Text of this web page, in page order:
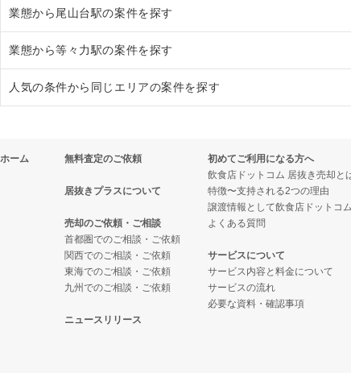
東京23区のフランス料理の居抜き売却物件の案件一覧
東京23区のイタリア料理の居抜き売却物件の案件一覧
東京23区の中華の居抜き売却物件の案件一覧
東京23区の寿司の居抜き売却物件の案件一覧
東京23区の焼肉の居抜き売却物件の案件一覧
東京23区の鉄板焼き・お好み焼の居抜き売却物件の案件一覧
東京23区のアジア料理の居抜き売却物件の案件一覧
東京23区のカフェの居抜き売却物件の案件一覧
世田谷区のラーメンの居抜き売却物件の案件一覧
世田谷区のフランス料理の居抜き売却物件の案件一覧
世田谷区のイタリア料理の居抜き売却物件の案件一覧
世田谷区のそば・うどんの居抜き売却物件の案件一覧
世田谷区の焼肉の居抜き売却物件の案件一覧
世田谷区の鉄板焼き・お好み焼の居抜き売却物件の案件一覧
世田谷区のアジア料理の居抜き売却物件の案件一覧
世田谷区のカフェの居抜き売却物件の案件一覧
業態から尾山台駅の案件を探す
尾山台駅のイタリア料理の居抜き売却物件の案件一覧
尾山台駅の焼肉の居抜き売却物件の案件一覧
尾山台駅のお弁当・惣菜・デリの居抜き売却物件の案件一覧
業態から等々力駅の案件を探す
等々力駅のイタリア料理の居抜き売却物件の案件一覧
等々力駅のお弁当・惣菜・デリの居抜き売却物件の案件一覧
人気の条件から同じエリアの案件を探す
世田谷区の1階の飲食店の居抜き売却物件の案件一覧
尾山台駅の1階の飲食店の居抜き売却物件の案件一覧
等々力駅の1階の飲食店の居抜き売却物件の案件一覧
東京23区の1階のカフェの居抜き売却物件の案件一覧
東京23区の20坪以下の飲食店の居抜き売却物件の案件一覧
ホーム 無料査定のご依頼
居抜きプラスについて
売却のご依頼・ご相談
首都圏でのご相談・ご依頼
関西でのご相談・ご依頼
東海でのご相談・ご依頼
九州でのご相談・ご依頼
ニュースリリース
初めてご利用になる方へ
飲食店ドットコム 居抜き売却と
特徴〜支持される2つの理由
譲渡情報として飲食店ドットコ
よくある質問
サービスについて
サービス内容と料金について
サービスの流れ
必要な資料・確認事項